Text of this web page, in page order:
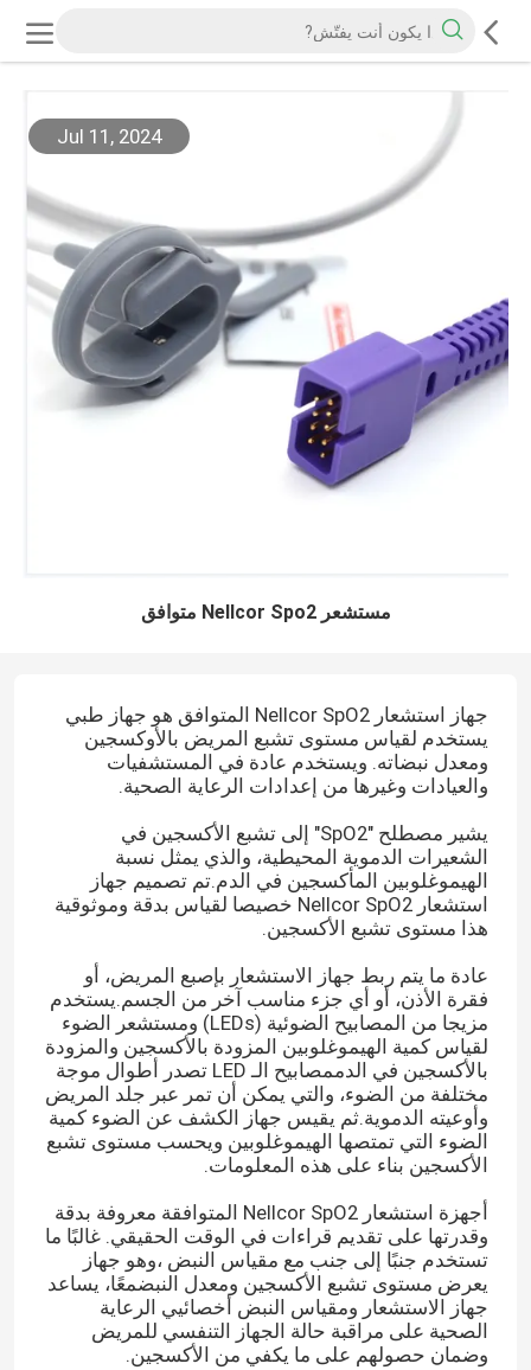
Jul 11, 2024
مستشعر Nellcor Spo2 متوافق
جهاز استشعار Nellcor SpO2 المتوافق هو جهاز طبي
يستخدم لقياس مستوى تشبع المريض بالأوكسجين
ومعدل نبضاته. ويستخدم عادة في المستشفيات
والعيادات وغيرها من إعدادات الرعاية الصحية.
يشير مصطلح "SpO2" إلى تشبع الأكسجين في
الشعيرات الدموية المحيطية، والذي يمثل نسبة
الهيموغلوبين المأكسجين في الدم.تم تصميم جهاز
استشعار Nellcor SpO2 خصيصا لقياس بدقة وموثوقية
هذا مستوى تشبع الأكسجين.
عادة ما يتم ربط جهاز الاستشعار بإصبع المريض، أو
فقرة الأذن، أو أي جزء مناسب آخر من الجسم.يستخدم
مزيجا من المصابيح الضوئية (LEDs) ومستشعر الضوء
لقياس كمية الهيموغلوبين المزودة بالأكسجين والمزودة
بالأكسجين في الدممصابيح الـ LED تصدر أطوال موجة
مختلفة من الضوء، والتي يمكن أن تمر عبر جلد المريض
وأوعيته الدموية.ثم يقيس جهاز الكشف عن الضوء كمية
الضوء التي تمتصها الهيموغلوبين ويحسب مستوى تشبع
الأكسجين بناء على هذه المعلومات.
أجهزة استشعار Nellcor SpO2 المتوافقة معروفة بدقة
وقدرتها على تقديم قراءات في الوقت الحقيقي. غالبًا ما
تستخدم جنبًا إلى جنب مع مقياس النبض ،وهو جهاز
يعرض مستوى تشبع الأكسجين ومعدل النبضمعًا، يساعد
جهاز الاستشعار ومقياس النبض أخصائيي الرعاية
الصحية على مراقبة حالة الجهاز التنفسي للمريض
وضمان حصولهم على ما يكفي من الأكسجين.